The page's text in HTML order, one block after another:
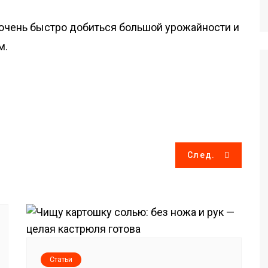
быстро добиться большой урожайности и
След.
Статьи